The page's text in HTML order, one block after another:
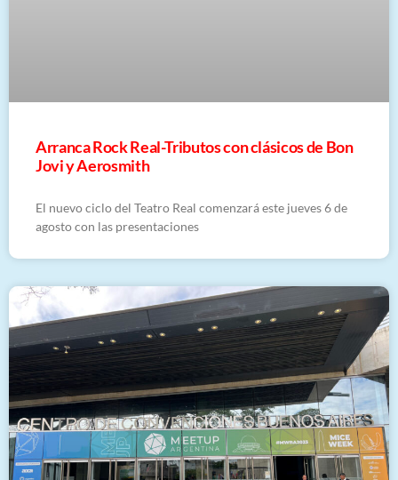
Arranca Rock Real-Tributos con clásicos de Bon
Jovi y Aerosmith
El nuevo ciclo del Teatro Real comenzará este jueves 6 de
agosto con las presentaciones